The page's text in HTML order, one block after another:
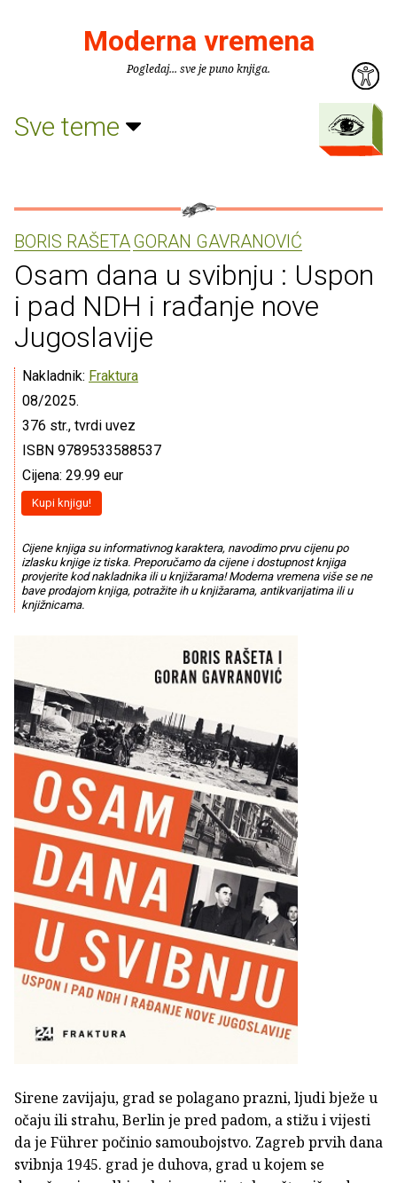
Moderna vremena
Pogledaj... sve je puno knjiga.
Sve teme
BORIS RAŠETAGORAN GAVRANOVIĆ
Osam dana u svibnju : Uspon
i pad NDH i rađanje nove
Jugoslavije
Nakladnik: Fraktura
08/2025.
376 str., tvrdi uvez
ISBN 9789533588537
Cijena: 29.99 eur
Kupi knjigu!
Cijene knjiga su informativnog karaktera, navodimo prvu cijenu po
izlasku knjige iz tiska. Preporučamo da cijene i dostupnost knjiga
provjerite kod nakladnika ili u knjižarama! Moderna vremena više se ne
bave prodajom knjiga, potražite ih u knjižarama, antikvarijatima ili u
knjižnicama.
Sirene zavijaju, grad se polagano prazni, ljudi bježe u
očaju ili strahu, Berlin je pred padom, a stižu i vijesti
da je Führer počinio samoubojstvo. Zagreb prvih dana
svibnja 1945. grad je duhova, grad u kojem se